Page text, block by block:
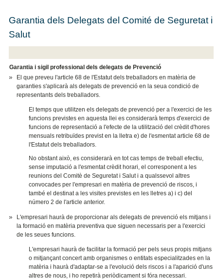
Garantia dels Delegats del Comité de Seguretat i
Salut
Garantia i sigil professional dels delegats de Prevenció
El que preveu l'article 68 de l'Estatut dels treballadors en matèria de
garanties s'aplicarà als delegats de prevenció en la seua condició de
representants dels treballadors.
El temps que utilitzen els delegats de prevenció per a l'exercici de les
funcions previstes en aquesta llei es considerarà temps d'exercici de
funcions de representació a l'efecte de la utilització del crèdit d'hores
mensuals retribuïdes previst en la lletra e) de l'esmentat article 68 de
l'Estatut dels treballadors.
No obstant això, es considerarà en tot cas temps de treball efectiu,
sense imputació a l'esmentat crèdit horari, el corresponent a les
reunions del Comitè de Seguretat i Salut i a qualssevol altres
convocades per l'empresari en matèria de prevenció de riscos, i
també el destinat a les visites previstes en les lletres a) i c) del
número 2 de l'article anterior.
L'empresari haurà de proporcionar als delegats de prevenció els mitjans i
la formació en matèria preventiva que siguen necessaris per a l'exercici
de les seues funcions.
L'empresari haurà de facilitar la formació per pels seus propis mitjans
o mitjançant concert amb organismes o entitats especialitzades en la
matèria i haurà d'adaptar-se a l'evolució dels riscos i a l'aparició d'uns
altres de nous, i ho repetirà periòdicament si fóra necessari.